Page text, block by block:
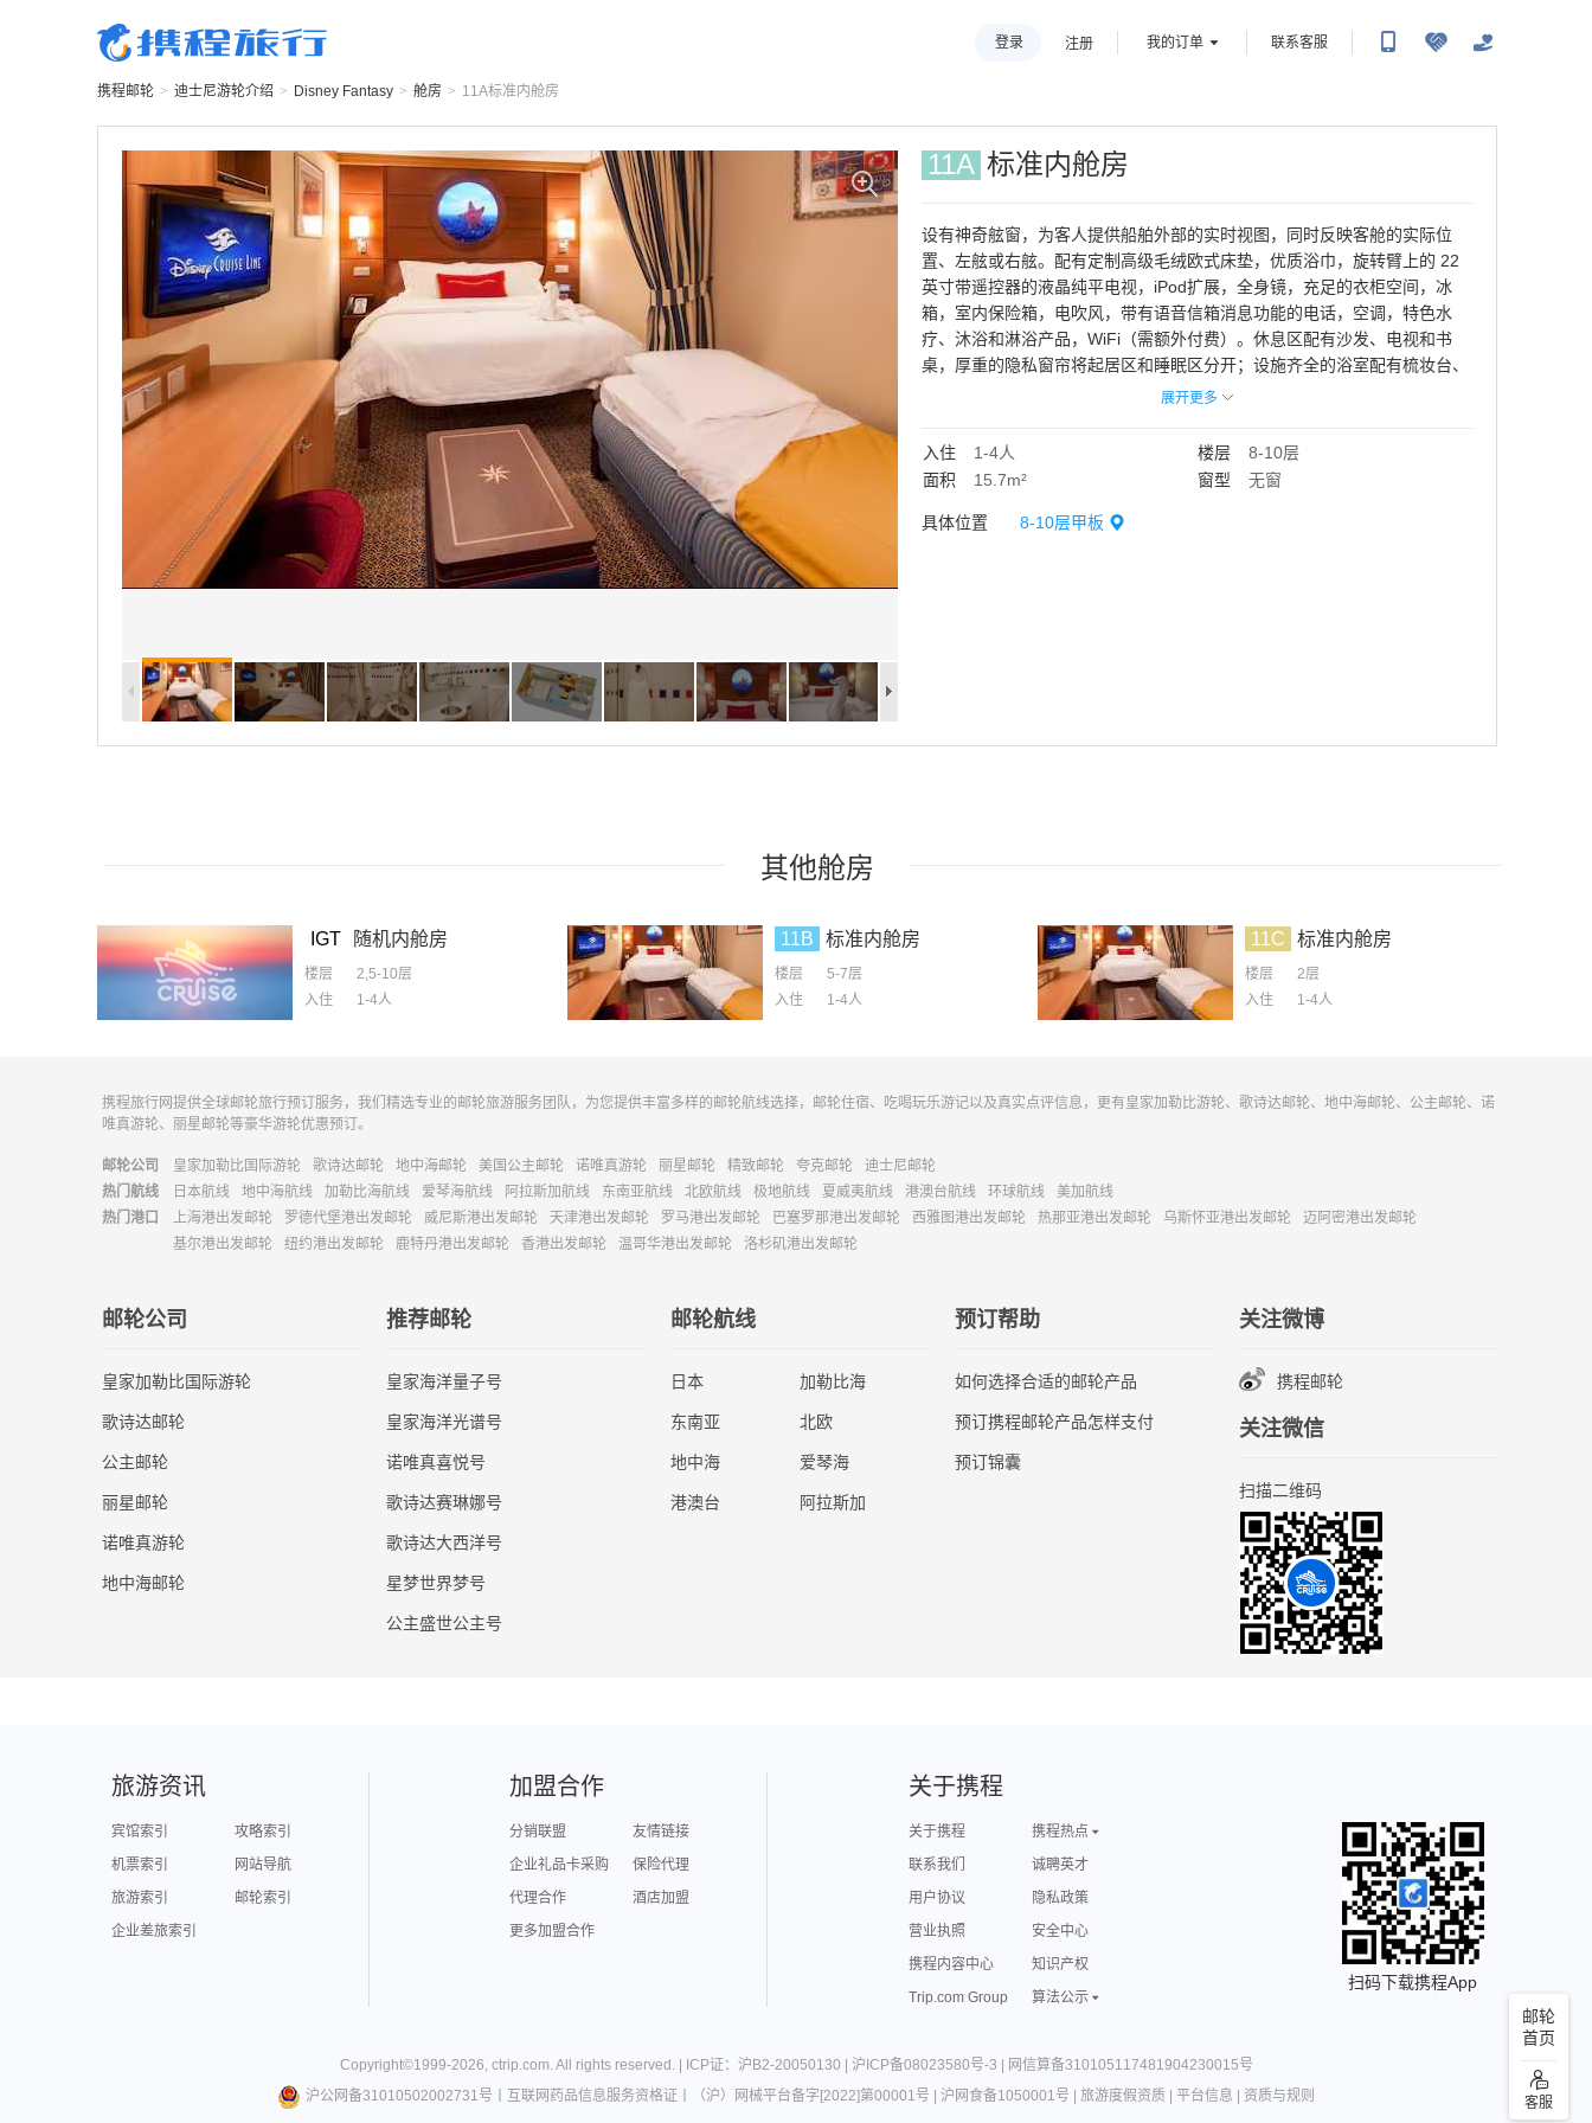
登录 注册 我的订单 联系客服
携程邮轮 > 迪士尼游轮介绍 > Disney Fantasy > 舱房 > 11A标准内舱房
11A 标准内舱房
设有神奇舷窗，为客人提供船舶外部的实时视图，同时反映客舱的实际位
置、左舷或右舷。配有定制高级毛绒欧式床垫，优质浴巾，旋转臂上的 22
英寸带遥控器的液晶纯平电视，iPod扩展，全身镜，充足的衣柜空间，冰
箱，室内保险箱，电吹风，带有语音信箱消息功能的电话，空调，特色水
疗、沐浴和淋浴产品，WiFi（需额外付费）。休息区配有沙发、电视和书
桌，厚重的隐私窗帘将起居区和睡眠区分开；设施齐全的浴室配有梳妆台、
水槽、淋浴和浴缸；高架木质床架（可在床下存放行李箱和其他大件物
柜。部分房间配有单人沙发床或上铺下拉床供第三四位客人入住。
展开更多
入住 1-4人 楼层
8-10层
面积
15.7m² 窗型 无窗
具体位置 8-10层甲板
其他舱房
IGT 随机内舱房
楼层
2,5-10层
入住
1-4人
11B 标准内舱房
楼层
5-7层
入住
1-4人
11C 标准内舱房
楼层
2层
入住
1-4人
携程旅行网提供全球邮轮旅行预订服务，我们精选专业的邮轮旅游服务团队，为您提供丰富多样的邮轮航线选择，邮轮住宿、吃喝玩乐游记以及真实点评信息，更有皇家加勒比游轮、歌诗达邮轮、地中海邮轮、公主邮轮、诺
唯真游轮、丽星邮轮等豪华游轮优惠预订。
邮轮公司 皇家加勒比国际游轮 歌诗达邮轮 地中海邮轮 美国公主邮轮 诺唯真游轮 丽星邮轮 精致邮轮 夸克邮轮
迪士尼邮轮
热门航线
日本航线 地中海航线 加勒比海航线 爱琴海航线 阿拉斯加航线 东南亚航线 北欧航线 极地航线 夏威夷航线 港澳台航线 环球航线
美加航线
热门港口
上海港出发邮轮 罗德代堡港出发邮轮 威尼斯港出发邮轮 天津港出发邮轮 罗马港出发邮轮 巴塞罗那港出发邮轮 西雅图港出发邮轮 热那亚港出发邮轮 乌斯怀亚港出发邮轮
迈阿密港出发邮轮
基尔港出发邮轮
纽约港出发邮轮 鹿特丹港出发邮轮 香港出发邮轮 温哥华港出发邮轮 洛杉矶港出发邮轮
邮轮公司
皇家加勒比国际游轮
歌诗达邮轮
公主邮轮
丽星邮轮
诺唯真游轮
地中海邮轮
推荐邮轮
皇家海洋量子号
皇家海洋光谱号
诺唯真喜悦号
歌诗达赛琳娜号
歌诗达大西洋号
星梦世界梦号
公主盛世公主号
邮轮航线
日本 加勒比海
东南亚 北欧
地中海 爱琴海
港澳台 阿拉斯加
预订帮助
如何选择合适的邮轮产品
预订携程邮轮产品怎样支付
预订锦囊
关注微博
携程邮轮
关注微信
扫描二维码
邮轮
首页
客服
旅游资讯
宾馆索引
攻略索引
机票索引
网站导航
旅游索引
邮轮索引
企业差旅索引
加盟合作
分销联盟
友情链接
企业礼品卡采购
保险代理
代理合作
酒店加盟
更多加盟合作
关于携程
关于携程
携程热点
联系我们
诚聘英才
用户协议
隐私政策
营业执照
安全中心
携程内容中心
知识产权
Trip.com Group
算法公示
扫码下载携程App
Copyright©1999-2026, ctrip.com. All rights reserved. | ICP证：沪B2-20050130 沪ICP备08023580号-3
网信算备310105117481904230015号
沪公网备31010502002731号
互联网药品信息服务资格证 （沪）网械平台备字[2022]第00001号 沪网食备1050001号 旅游度假资质| 平台信息 资质与规则